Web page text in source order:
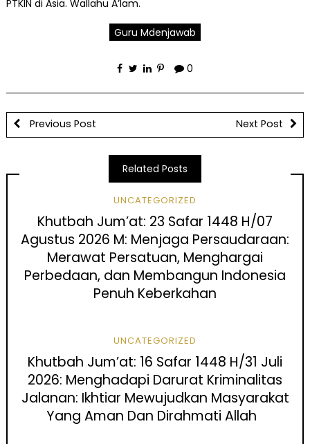
PTKIN di Asia. Wallahu A’lam.
Guru Mdenjawab
0
Previous Post Next Post
Related Posts
UNCATEGORIZED
Khutbah Jum’at: 23 Safar 1448 H/07
Agustus 2026 M: Menjaga Persaudaraan:
Merawat Persatuan, Menghargai
Perbedaan, dan Membangun Indonesia
Penuh Keberkahan
UNCATEGORIZED
Khutbah Jum’at: 16 Safar 1448 H/31 Juli
2026: Menghadapi Darurat Kriminalitas
Jalanan: Ikhtiar Mewujudkan Masyarakat
Yang Aman Dan Dirahmati Allah